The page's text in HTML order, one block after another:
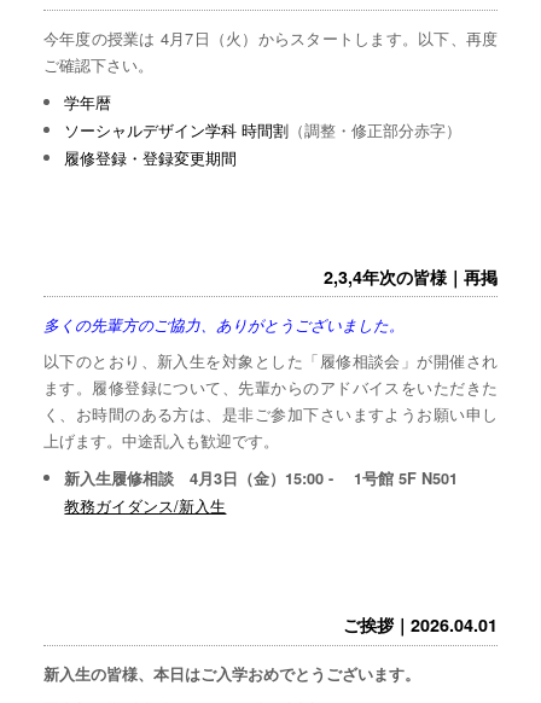
今年度の授業は 4月7日（火）からスタートします。以下、再度
ご確認下さい。
学年暦
ソーシャルデザイン学科 時間割 （調整・修正部分赤字）
履修登録・登録変更期間
2,3,4年次の皆様｜再掲
多くの先輩方のご協力、ありがとうございました。
以下のとおり、新入生を対象とした「履修相談会」が開催され
ます。履修登録について、先輩からのアドバイスをいただきた
く、お時間のある方は、是非ご参加下さいますようお願い申し
上げます。中途乱入も歓迎です。
新入生履修相談 4月3日（金）15:00 - 1号館 5F N501
教務ガイダンス/新入生
ご挨拶｜2026.04.01
新入生の皆様、本日はご入学おめでとうございます。